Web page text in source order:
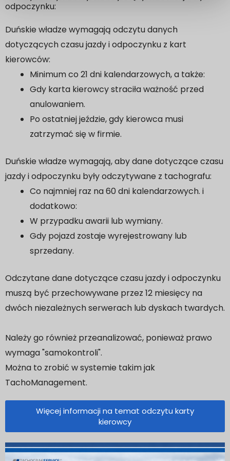
odpoczynku:
Duńskie władze wymagają odczytu danych
dotyczących czasu jazdy i odpoczynku z kart
kierowców:
Minimum co 21 dni kalendarzowych, a także:
Gdy karta kierowcy straciła ważność przed
anulowaniem.
Po ostatniej jeździe, gdy kierowca musi
zatrzymać się w firmie.
Duńskie władze wymagają, aby dane dotyczące czasu
jazdy i odpoczynku były odczytywane z tachografu:
Co najmniej raz na 60 dni kalendarzowych. i
dodatkowo:
W przypadku awarii lub wymiany.
Gdy pojazd zostaje wyrejestrowany lub
sprzedany.
Odczytane dane dotyczące czasu jazdy i odpoczynku
muszą być przechowywane przez 12 miesięcy na
dwóch niezależnych serwerach lub dyskach twardych.
Należy go również przeanalizować, ponieważ prawo
wymaga "samokontroli".
Można to zrobić w systemie takim jak
TachoManagement.
Więcej informacji na temat odczytu karty
kierowcy